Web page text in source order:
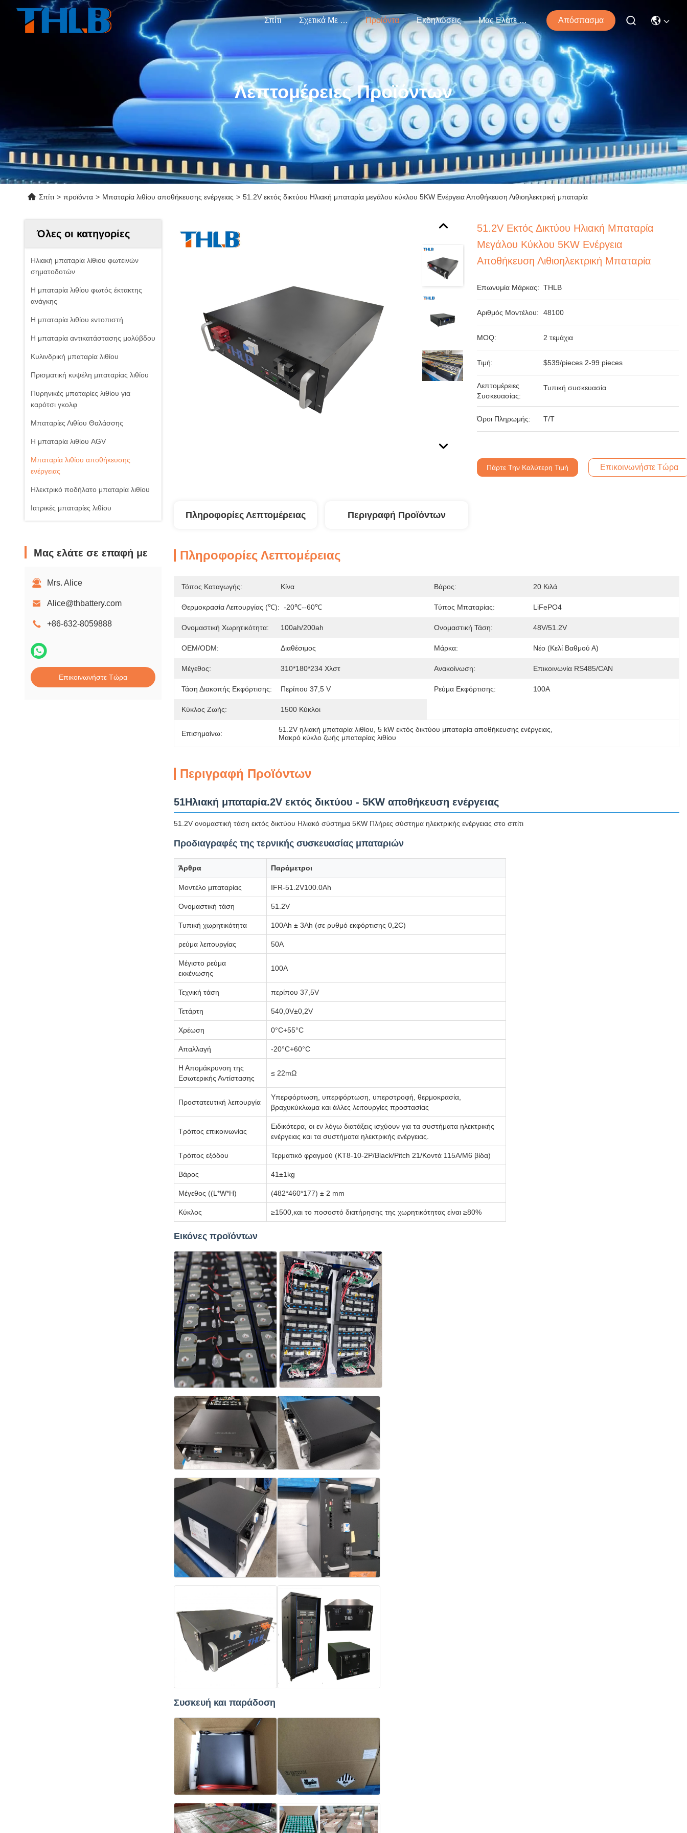
Σπίτι Σχετικά Με Εμάς Προϊόντα Εκδηλώσεις Μας Ελάτε Σε Επαφή Με Απόσπασμα
Λεπτομέρειες Προϊόντων
Σπίτι > προϊόντα > Μπαταρία λιθίου αποθήκευσης ενέργειας > 51.2V εκτός δικτύου Ηλιακή μπαταρία μεγάλου κύκλου 5KW Ενέργεια Αποθήκευση Λιθιοηλεκτρική μπαταρία
Όλες οι κατηγορίες
Ηλιακή μπαταρία λίθιου φωτεινών
σηματοδοτών
Η μπαταρία λιθίου φωτός έκτακτης
ανάγκης
Η μπαταρία λιθίου εντοπιστή
Η μπαταρία αντικατάστασης μολύβδου
Κυλινδρική μπαταρία λιθίου
Πρισματική κυψέλη μπαταρίας λιθίου
Πυρηνικές μπαταρίες λιθίου για
καρότσι γκολφ
Μπαταρίες Λιθίου Θαλάσσης
Η μπαταρία λιθίου AGV
Μπαταρία λιθίου αποθήκευσης
ενέργειας
Ηλεκτρικό ποδήλατο μπαταρία λιθίου
Ιατρικές μπαταρίες λιθίου
Μας ελάτε σε επαφή με
Mrs. Alice
Alice@thbattery.com
+86-632-8059888
Επικοινωνήστε Τώρα
51.2V Εκτός Δικτύου Ηλιακή Μπαταρία
Μεγάλου Κύκλου 5KW Ενέργεια
Αποθήκευση Λιθιοηλεκτρική Μπαταρία
Επωνυμία Μάρκας: THLB
Αριθμός Μοντέλου: 48100
MOQ: 2 τεμάχια
Τιμή: $539/pieces 2-99 pieces
Λεπτομέρειες
Συσκευασίας:
Τυπική συσκευασία
Όροι Πληρωμής: T/T
Πάρτε Την Καλύτερη Τιμή Επικοινωνήστε Τώρα
Πληροφορίες Λεπτομέρειας Περιγραφή Προϊόντων
Πληροφορίες Λεπτομέρειας
Τόπος Καταγωγής: Κίνα Βάρος: 20 Κιλά
Θερμοκρασία Λειτουργίας (℃): -20℃--60℃ Τύπος Μπαταρίας: LiFePO4
Ονομαστική Χωρητικότητα: 100ah/200ah Ονομαστική Τάση: 48V/51.2V
OEM/ODM: Διαθέσιμος Μάρκα: Νέο (κελί Βαθμού Α)
Μέγεθος: 310*180*234 Χλστ Ανακοίνωση: Επικοινωνία RS485/CAN
Τάση Διακοπής Εκφόρτισης: Περίπου 37,5 V Ρεύμα Εκφόρτισης: 100Α
Κύκλος Ζωής: 1500 Κύκλοι
Επισημαίνω: 51.2V ηλιακή μπαταρία λιθίου 5 kW εκτός δικτύου μπαταρία αποθήκευσης ενέργειας
Μακρό κύκλο ζωής μπαταρίας λιθίου
Περιγραφή Προϊόντων
51Ηλιακή μπαταρία.2V εκτός δικτύου - 5KW αποθήκευση ενέργειας
51.2V ονομαστική τάση εκτός δικτύου Ηλιακό σύστημα 5KW Πλήρες σύστημα ηλεκτρικής ενέργειας στο σπίτι
Προδιαγραφές της τερνικής συσκευασίας μπαταριών
Άρθρα Παράμετροι
Μοντέλο μπαταρίας IFR-51.2V100.0Ah
Ονομαστική τάση 51.2V
Τυπική χωρητικότητα 100Ah ± 3Ah (σε ρυθμό εκφόρτισης 0,2C)
ρεύμα λειτουργίας 50Α
Μέγιστο ρεύμα
εκκένωσης
100A
Τεχνική τάση περίπου 37,5V
Τετάρτη 540,0V±0,2V
Χρέωση 0°C+55°C
Απαλλαγή -20°C+60°C
Η Απομάκρυνση της
Εσωτερικής Αντίστασης
≤ 22mΩ
Προστατευτική λειτουργία
Υπερφόρτωση, υπερφόρτωση, υπερστροφή, θερμοκρασία,
βραχυκύκλωμα και άλλες λειτουργίες προστασίας
Τρόπος επικοινωνίας
Ειδικότερα, οι εν λόγω διατάξεις ισχύουν για τα συστήματα ηλεκτρικής
ενέργειας και τα συστήματα ηλεκτρικής ενέργειας.
Τρόπος εξόδου Τερματικό φραγμού (KT8-10-2P/Black/Pitch 21/Κοντά 115A/M6 βίδα)
Βάρος 41±1kg
Μέγεθος ((L*W*H) (482*460*177) ± 2 mm
Κύκλος ≥1500,και το ποσοστό διατήρησης της χωρητικότητας είναι ≥80%
Εικόνες προϊόντων
Συσκευή και παράδοση